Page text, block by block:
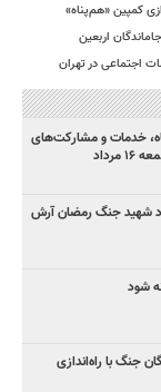
کمپین «هم‌پناه»
اربعین
اجتماعی در تهران
خدمات و مشارکت‌های
شهید جنگ رمضان آرش
شود
جنگ با راه‌اندازی